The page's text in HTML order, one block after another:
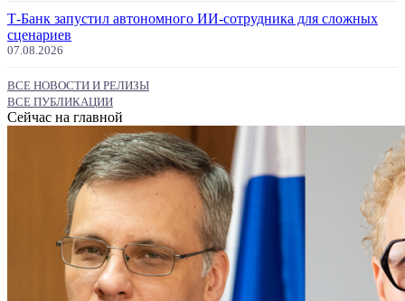
Т-Банк запустил автономного ИИ-сотрудника для сложных
сценариев
07.08.2026
ВСЕ НОВОСТИ И РЕЛИЗЫ
ВСЕ ПУБЛИКАЦИИ
Сейчас на главной